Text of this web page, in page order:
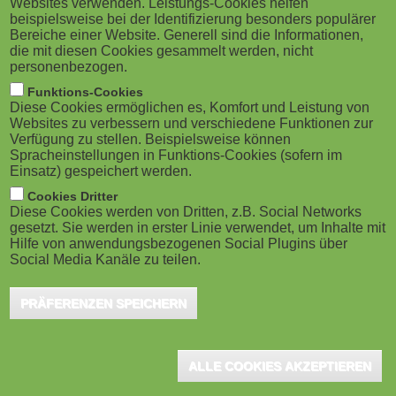
M
o
b
i
l
e
)
g
a
o
n
Learning Hack Joins
Road Trip to Aid Ukraine
Websites verwenden. Leistungs-Cookies helfen
beispielsweise bei der Identifizierung besonders populärer
Bereiche einer Website. Generell sind die Informationen,
die mit diesen Cookies gesammelt werden, nicht
personenbezogen.
Funktions-Cookies
Diese Cookies ermöglichen es, Komfort und Leistung von
Websites zu verbessern und verschiedene Funktionen zur
Verfügung zu stellen. Beispielsweise können
Spracheinstellungen in Funktions-Cookies (sofern im
Einsatz) gespeichert werden.
Cookies Dritter
Diese Cookies werden von Dritten, z.B. Social Networks
gesetzt. Sie werden in erster Linie verwendet, um Inhalte mit
Hilfe von anwendungsbezogenen Social Plugins über
Social Media Kanäle zu teilen.
PRÄFERENZEN SPEICHERN
ALLE COOKIES AKZEPTIEREN